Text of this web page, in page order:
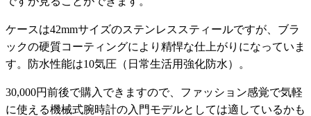
ケースは42mmサイズのステンレススティールですが、ブラ
ックの硬質コーティングにより精悍な仕上がりになっていま
す。防水性能は10気圧（日常生活用強化防水）。
30,000円前後で購入できますので、ファッション感覚で気軽
に使える機械式腕時計の入門モデルとしては適しているかも